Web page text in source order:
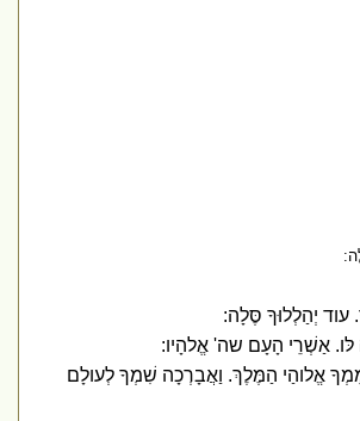
יְהַלְלוּךָ סֶּלָה:
אַשְׁרֵי הָעָם שה' אֱלהָיו:
אֱלוהַי הַמֶּלֶךְ. וַאֲבָרְכָה שִׁמְךָ לְעולָם